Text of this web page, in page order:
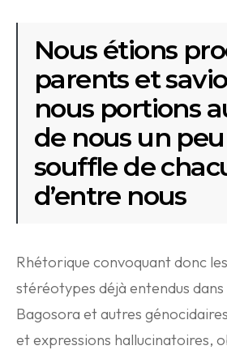
Nous étions
parents et
nous portions
de nous un
souffle de
d’entre nous
Rhétorique convoquant donc
stéréotypes déjà entendus dans
Bagosora et autres
et expressions hallucinatoires,